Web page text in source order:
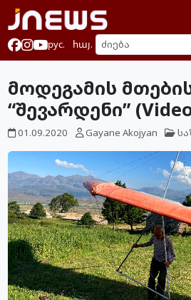
рус. հայ.
მოდეგამის
“შევარდენი”
01.09.2020 Gayane Akojyan